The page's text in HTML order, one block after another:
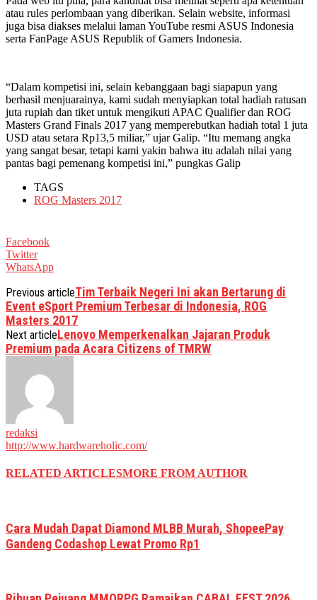
atau rules perlombaan yang diberikan. Selain website, informasi
juga bisa diakses melalui laman YouTube resmi ASUS Indonesia
serta FanPage ASUS Republik of Gamers Indonesia.
“Dalam kompetisi ini, selain kebanggaan bagi siapapun yang
berhasil menjuarainya, kami sudah menyiapkan total hadiah ratusan
juta rupiah dan tiket untuk mengikuti APAC Qualifier dan ROG
Masters Grand Finals 2017 yang memperebutkan hadiah total 1 juta
USD atau setara Rp13,5 miliar,” ujar Galip. “Itu memang angka
yang sangat besar, tetapi kami yakin bahwa itu adalah nilai yang
pantas bagi pemenang kompetisi ini,” pungkas Galip
TAGS
ROG Masters 2017
Facebook
Twitter
WhatsApp
Previous articleTim Terbaik Negeri Ini akan Bertarung di
Event eSport Premium Terbesar di Indonesia, ROG
Masters 2017
Next articleLenovo Memperkenalkan Jajaran Produk
Premium pada Acara Citizens of TMRW
redaksi
http://www.hardwareholic.com/
RELATED ARTICLESMORE FROM AUTHOR
Cara Mudah Dapat Diamond MLBB Murah, ShopeePay
Gandeng Codashop Lewat Promo Rp1